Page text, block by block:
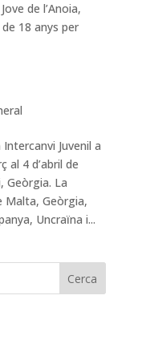
de l’Anoia,
18 anys per
Juvenil a
al 4 d’abril de
Geòrgia. La
Malta, Geòrgia,
Uncraïna i...
Cerca